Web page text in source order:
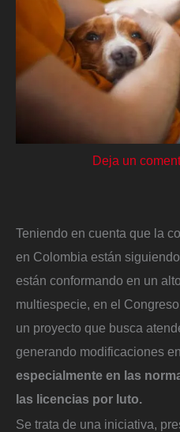
Deja un
Teniendo en cuenta que la
en Colombia están
están conformando en un
multiespecie, en el
un proyecto que busca
generando modificaciones
especialmente en las
las licencias por luto.
Se trata de una iniciativa,